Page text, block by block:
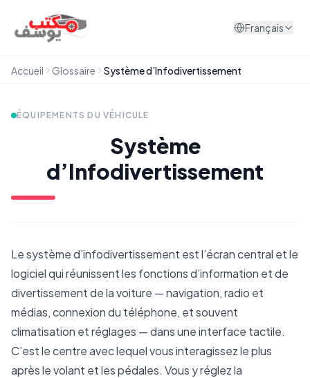
Français
Accueil Glossaire Système d’Infodivertissement
ÉQUIPEMENTS DU VÉHICULE
Système
d’Infodivertissement
Le système d’infodivertissement est l’écran central et le
logiciel qui réunissent les fonctions d’information et de
divertissement de la voiture — navigation, radio et
médias, connexion du téléphone, et souvent
climatisation et réglages — dans une interface tactile.
C’est le centre avec lequel vous interagissez le plus
après le volant et les pédales. Vous y réglez la